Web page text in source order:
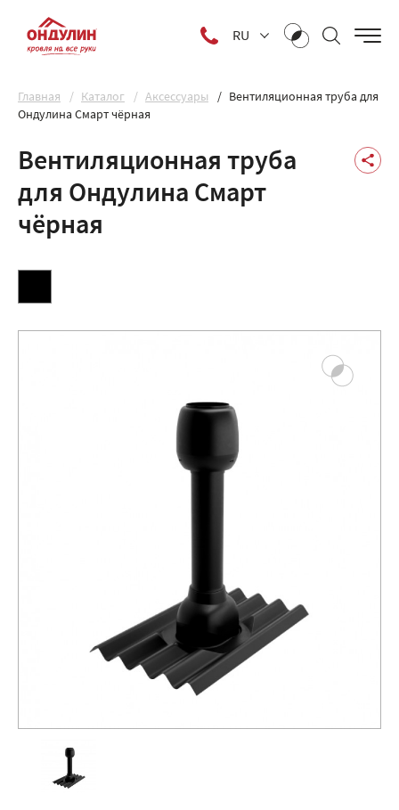
RU
Главная Каталог Аксессуары
Вентиляционная труба для
Ондулина Смарт чёрная
Вентиляционная труба
для Ондулина Смарт
чёрная